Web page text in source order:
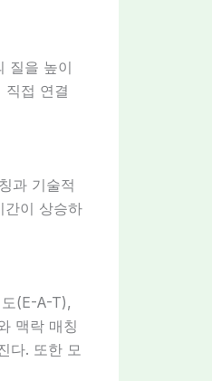
질을 높이
직접 연결
과 기술적
간이 상승하
(E-A-T),
맥락 매칭
다. 또한 모